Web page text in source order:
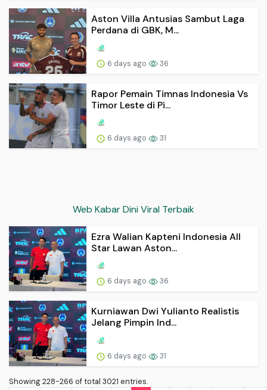
Aston Villa Antusias Sambut Laga
Perdana di GBK, M...
6 days ago 36
Rapor Pemain Timnas Indonesia Vs
Timor Leste di Pi...
6 days ago 31
Web Kabar Dini Viral Terbaik
Ezra Walian Kapteni Indonesia All
Star Lawan Aston...
6 days ago 36
Kurniawan Dwi Yulianto Realistis
Jelang Pimpin Ind...
6 days ago 31
Showing 228-266 of total 3021 entries.